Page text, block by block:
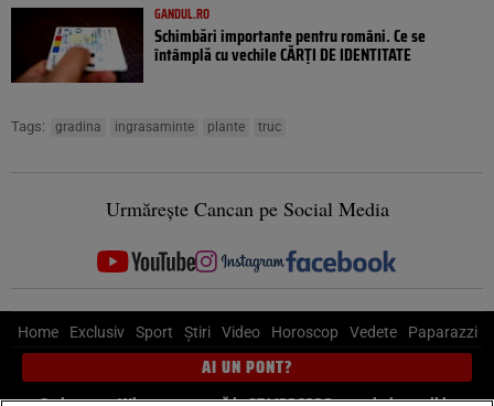
GANDUL.RO
Schimbări importante pentru români. Ce se
întâmplă cu vechile CĂRȚI DE IDENTITATE
Tags: gradina ingrasaminte plante truc
Urmărește Cancan pe Social Media
Home Exclusiv Sport Știri Video Horoscop Vedete Paparazzi
AI UN PONT?